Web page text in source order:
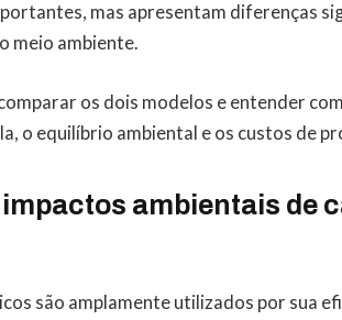
mas apresentam diferenças
meio ambiente.
os dois modelos e entender
o equilíbrio ambiental e os custos de
ambientais de
são amplamente utilizados por sua